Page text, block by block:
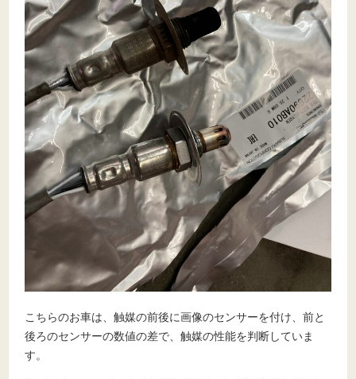
こちらのお車は、触媒の前後に画像のセンサーを付け、前と
後ろのセンサーの数値の差で、触媒の性能を判断していま
す。